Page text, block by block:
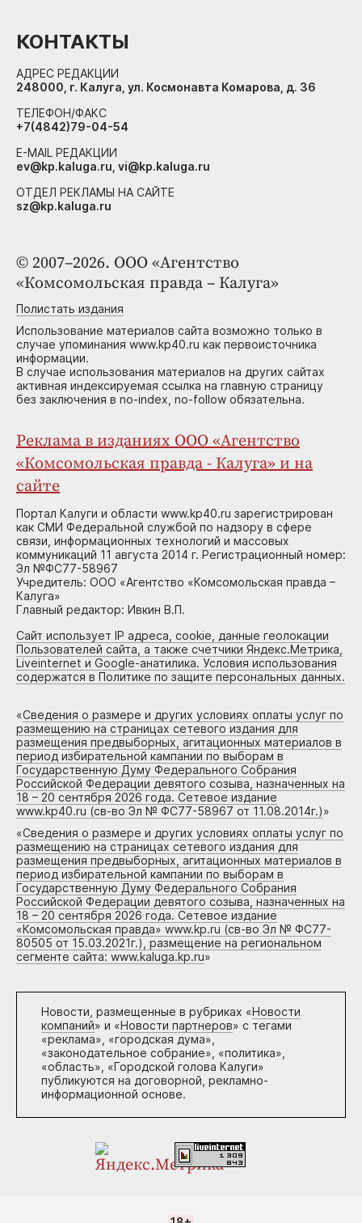
© 2007–2026. ООО «Агентство
«Комсомольская правда – Калуга»
Полистать издания
Использование материалов сайта возможно только в
случае упоминания www.kp40.ru как первоисточника
информации.
В случае использования материалов на других сайтах
активная индексируемая ссылка на главную страницу
без заключения в no-index, no-follow обязательна.
Реклама в изданиях ООО «Агентство
«Комсомольская правда - Калуга» и на
сайте
Портал Калуги и области www.kp40.ru зарегистрирован
как СМИ Федеральной службой по надзору в сфере
связи, информационных технологий и массовых
коммуникаций 11 августа 2014 г. Регистрационный номер:
Эл №ФС77-58967
Учредитель: ООО «Агентство «Комсомольская правда –
Калуга»
Главный редактор: Ивкин В.П.
Сайт использует IP адреса, cookie, данные геолокации
Пользователей сайта, а также счетчики Яндекс.Метрика,
Liveinternet и Google-анатилика. Условия использования
содержатся в Политике по защите персональных данных.
«Сведения о размере и других условиях оплаты услуг по
размещению на страницах сетевого издания для
размещения предвыборных, агитационных материалов в
период избирательной кампании по выборам в
Государственную Думу Федерального Собрания
Российской Федерации девятого созыва, назначенных на
18 – 20 сентября 2026 года. Сетевое издание
www.kp40.ru (св-во Эл № ФС77-58967 от 11.08.2014г.)»
«Сведения о размере и других условиях оплаты услуг по
размещению на страницах сетевого издания для
размещения предвыборных, агитационных материалов в
период избирательной кампании по выборам в
Государственную Думу Федерального Собрания
Российской Федерации девятого созыва, назначенных на
18 – 20 сентября 2026 года. Сетевое издание
«Комсомольская правда» www.kp.ru (св-во Эл № ФС77-
80505 от 15.03.2021г.), размещение на региональном
сегменте сайта: www.kaluga.kp.ru»
Новости, размещенные в рубриках «Новости
компаний» и «Новости партнеров» с тегами
«реклама», «городская дума»,
«законодательное собрание», «политика»,
«область», «Городской голова Калуги»
публикуются на договорной, рекламно-
информационной основе.
КОНТАКТЫ
АДРЕС РЕДАКЦИИ
248000, г. Калуга, ул. Космонавта Комарова, д. 36
ТЕЛЕФОН/ФАКС
+7(4842)79-04-54
E-MAIL РЕДАКЦИИ
ev@kp.kaluga.ru, vi@kp.kaluga.ru
ОТДЕЛ РЕКЛАМЫ НА САЙТЕ
sz@kp.kaluga.ru